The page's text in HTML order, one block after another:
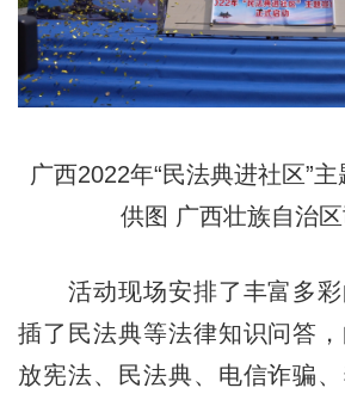
广西2022年“民法典进社区”
供图 广西壮族自治
活动现场安排了丰富多彩
插了民法典等法律知识问答
放宪法、民法典、电信诈骗